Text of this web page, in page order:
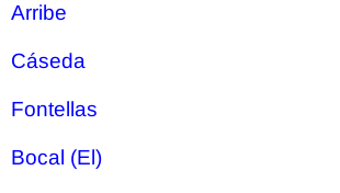
Arribe
Cáseda
Fontellas
Bocal (El)